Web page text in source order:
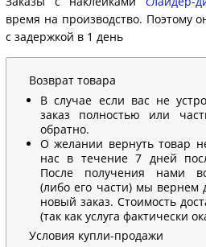
время на производство. Поэтому
с задержкой в 1 день
Возврат товара
В случае если вас не
заказ полностью или
обратно.
О желании вернуть товар
нас в течение 7 дней
После получения нами
(либо его части) мы вернем
новый заказ. Стоимость
(так как услуга фактически
Условия купли-продажи